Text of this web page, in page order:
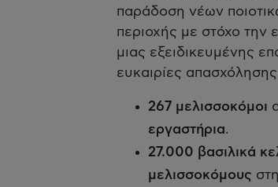
παράδοση νέων
περιοχής με στόχο την
μιας εξειδικευμένης
ευκαιρίες
267 μελισσοκόμοι
εργαστήρια.
27.000 βασιλικά
μελισσοκόμους